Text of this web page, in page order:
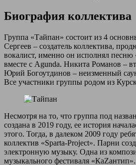
Биография коллектива
Группа «Тайпан» состоит из 4
Сергеев – создатель коллектива,
вокалист, именно он исполнял песню
вместе с Agunda. Никита Романов –
Юрий Богоутдинов – неизменный
Все участники группы родом из
Несмотря на то, что группа под
создана в 2019 году, ее история
этого. Тогда, в далеком 2009 году
коллектив «Sparta-Project». Парни
электронную музыку. Одна из
музыкального фестиваля